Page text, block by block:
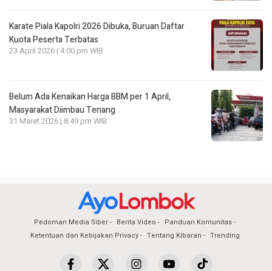
Karate Piala Kapolri 2026 Dibuka, Buruan Daftar
Kuota Peserta Terbatas
23 April 2026 | 4:00 pm WIB
Belum Ada Kenaikan Harga BBM per 1 April,
Masyarakat Diimbau Tenang
31 Maret 2026 | 8:49 pm WIB
Pedoman Media Siber Berita Video
Panduan Komunitas
Ketentuan dan Kebijakan Privacy
Tentang Kibaran Trending